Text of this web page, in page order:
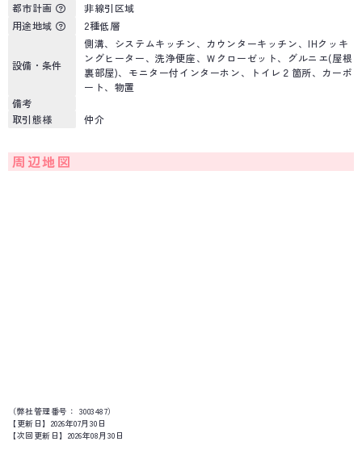
都市計画
非線引区域
用途地域
2種低層
設備・条件
側溝、システムキッチン、カウンターキッチン、IHクッキ
ングヒーター、洗浄便座、Ｗクローゼット、グルニエ(屋根
裏部屋)、モニター付インターホン、トイレ２箇所、カーポ
ート、物置
備考
取引態様
仲介
周辺地図
（弊社管理番号： 3003487）
【更新日】2026年07月30日
【次回更新日】2026年08月30日